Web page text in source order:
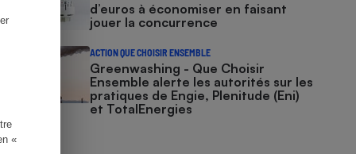
«
d’euros à économiser en faisant
jouer la concurrence
ACTION QUE CHOISIR ENSEMBLE
Greenwashing - Que Choisir
Ensemble alerte les autorités sur les
pratiques de Engie, Plenitude (Eni)
et TotalEnergies